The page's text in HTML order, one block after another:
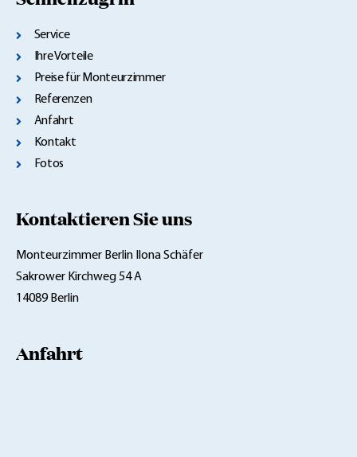
Service
Ihre Vorteile
Preise für Monteurzimmer
Referenzen
Anfahrt
Kontakt
Fotos
Kontaktieren Sie uns
Monteurzimmer Berlin Ilona Schäfer
Sakrower Kirchweg 54 A
14089 Berlin
Anfahrt